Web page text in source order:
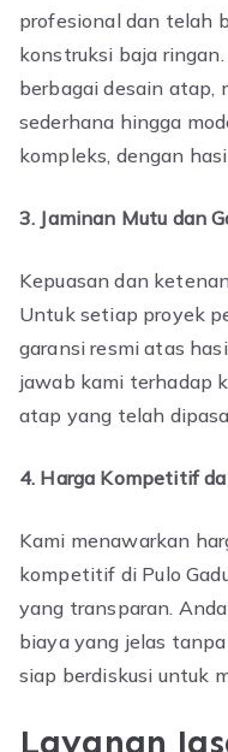
profesional dan telah
konstruksi baja
berbagai desain atap,
sederhana hingga
kompleks, dengan
3. Jaminan Mutu dan
Kepuasan dan
Untuk setiap proyek
garansi resmi atas
jawab kami terhadap
atap yang telah
4. Harga Kompetitif
Kami menawarkan
kompetitif di Pulo
yang transparan.
biaya yang jelas
siap berdiskusi untuk
Layanan